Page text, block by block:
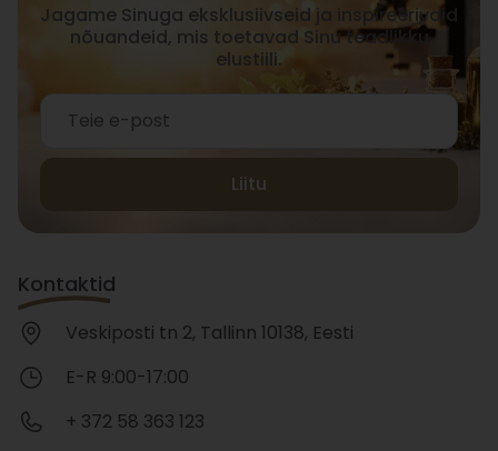
Jagame Sinuga eksklusiivseid ja inspireerivaid
nõuandeid, mis toetavad Sinu teadlikku
elustiili.
Liitu
Kontaktid
Veskiposti tn 2, Tallinn 10138, Eesti
E-R 9:00-17:00
+ 372 58 363 123